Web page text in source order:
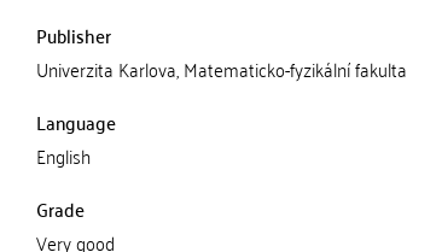
Publisher
Univerzita Karlova, Matematicko-fyzikální fakulta
Language
English
Grade
Very good